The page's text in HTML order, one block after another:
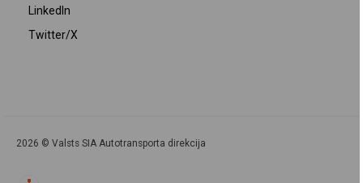
LinkedIn
Twitter/X
2026 © Valsts SIA Autotransporta direkcija